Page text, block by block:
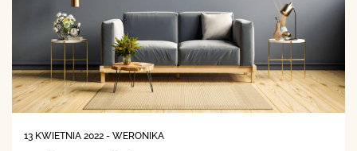
13 KWIETNIA 2022 - WERONIKA